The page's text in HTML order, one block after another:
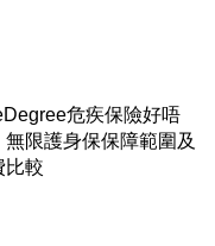
危疾保險好唔
無限護身保保障範圍及
比較